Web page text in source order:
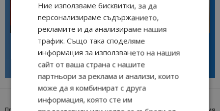
Галина Декова: Перник има
потенциал за културна
дестинация
Интервю
Анселмо Капороси: България
може да съчетае автентичния
туризъм с технологиите на
Ние използваме бисквитки, за да
персонализираме съдържанието,
рекламите и да анализираме нашия
трафик. Също така споделяме
информация за използването на нашия
сайт от ваша страна с нашите
партньори за реклама и анализи, които
може да я комбинират с друга
информация, която сте им